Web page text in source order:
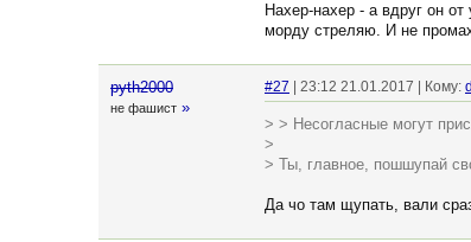
Нахер-нахер - а вдруг он
морду стреляю. И не
pyth2000
не фашист »
#27 | 23:12 21.01.2017 | Кому:
> > Несогласные могут
>
> Ты, главное, пошшупай
Да чо там щупать, вали